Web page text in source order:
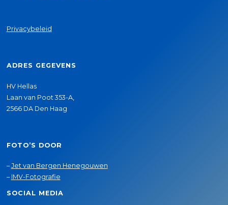
Privacybeleid
ADRES GEGEVENS
HV Hellas
Laan van Poot 353-A,
2566 DA Den Haag
FOTO’S DOOR
–Jet van Bergen Henegouwen
– IMV-Fotografie
SOCIAL MEDIA